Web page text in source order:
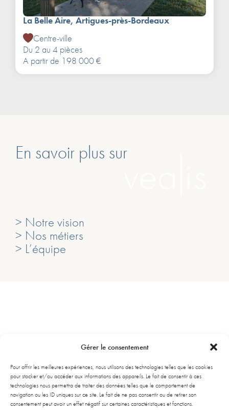
Gérer le consentement
Pour offrir les meilleures expériences, nous utilisons des technologies telles que les cookies
pour stocker et/ou accéder aux informations des appareils. Le fait de consentir à ces
technologies nous permettra de traiter des données telles que le comportement de
navigation ou les ID uniques sur ce site. Le fait de ne pas consentir ou de retirer son
consentement peut avoir un effet négatif sur certaines caractéristiques et fonctions.
La Belle Aire, Artigues-près-Bordeaux
Centre-ville
Du 2 au 4 pièces
A partir de 198 000 €
En savoir plus sur
> Notre vision
> Nos métiers
> L’équipe
261 Avenue de la libération Charles de Gaulle
33110 Le Bouscat